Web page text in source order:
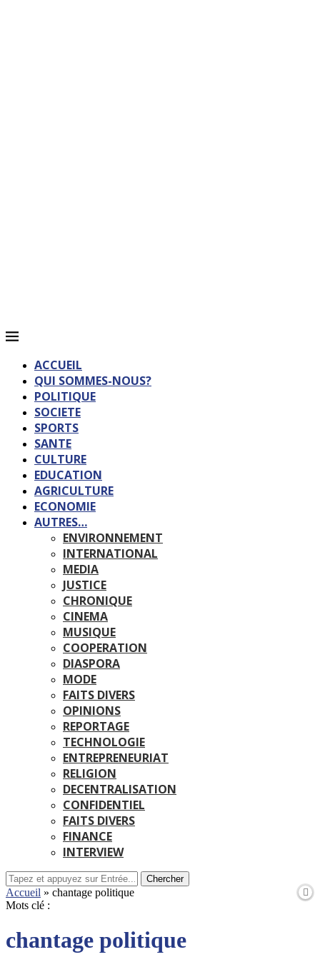
ACCUEIL
QUI SOMMES-NOUS?
POLITIQUE
SOCIETE
SPORTS
SANTE
CULTURE
EDUCATION
AGRICULTURE
ECONOMIE
AUTRES…
ENVIRONNEMENT
INTERNATIONAL
MEDIA
JUSTICE
CHRONIQUE
CINEMA
MUSIQUE
COOPERATION
DIASPORA
MODE
FAITS DIVERS
OPINIONS
REPORTAGE
TECHNOLOGIE
ENTREPRENEURIAT
RELIGION
DECENTRALISATION
CONFIDENTIEL
FAITS DIVERS
FINANCE
INTERVIEW
Chercher
Accueil » chantage politique
Mots clé :
chantage politique